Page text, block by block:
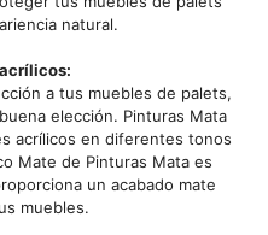
natural.
a tus muebles de palets,
elección. Pinturas Mata
acrílicos en diferentes tonos
Mate de Pinturas Mata es
un acabado mate
muebles.